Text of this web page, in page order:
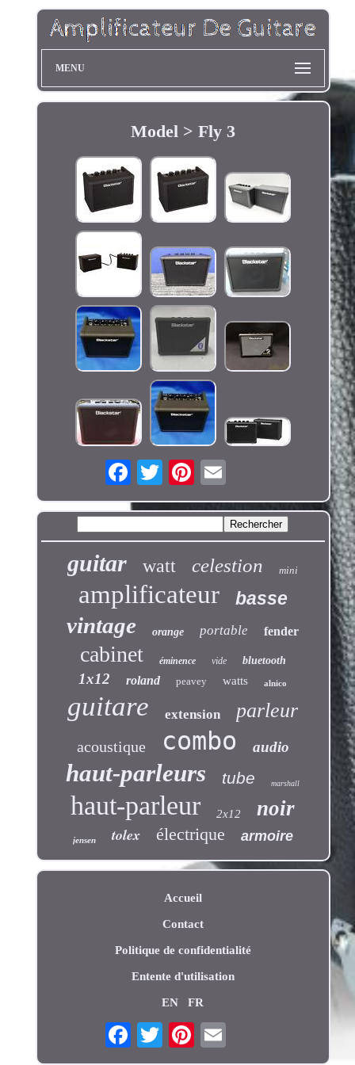
MENU
Model > Fly 3
guitar watt celestion mini
amplificateur basse
vintage orange portable fender
cabinet éminence vide bluetooth
1x12 roland peavey watts alnico
guitare extension parleur
acoustique combo audio
haut-parleurs tube marshall
haut-parleur 2x12 noir
jensen tolex électrique armoire
Accueil
Contact
Politique de confidentialité
Entente d'utilisation
EN FR